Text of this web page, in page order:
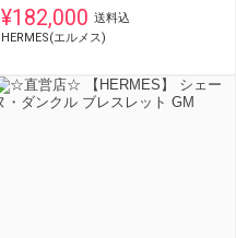
¥182,000 送料込
HERMES(エルメス)